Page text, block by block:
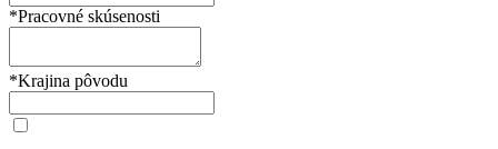
*Pracovné skúsenosti
*Krajina pôvodu